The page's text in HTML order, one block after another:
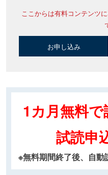
ここからは有料コンテンツ
お申し込み
1カ月無料で
試読申
※無料期間終了後、自